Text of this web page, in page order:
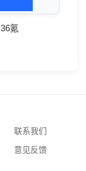
36氪
联系我们
意见反馈